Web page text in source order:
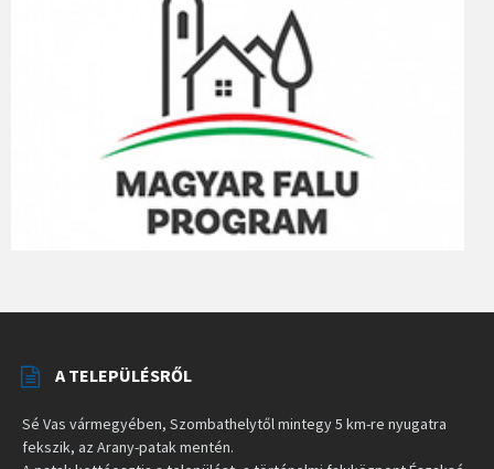
A TELEPÜLÉSRŐL
Sé Vas vármegyében, Szombathelytől mintegy 5 km-re nyugatra
fekszik, az Arany-patak mentén.